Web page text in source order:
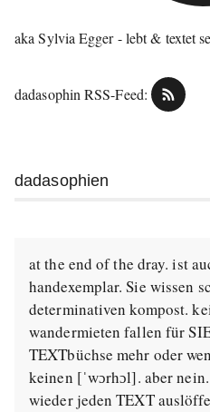
aka Sylvia Egger - lebt & textet
dadasophin RSS-Feed:
dadasophien
at the end of the dray. ist
handexemplar. Sie wissen
determinativen kompost.
wandermieten fallen für
TEXTbüchse mehr oder
keinen [ˈwɔrhɔl]. aber
wieder jeden TEXT